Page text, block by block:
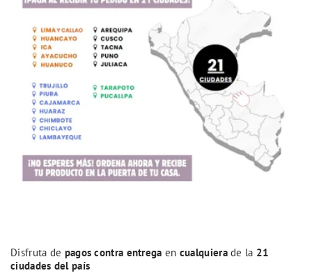
Disfruta de pagos contra entrega en cualquierade la 21
ciudades del país